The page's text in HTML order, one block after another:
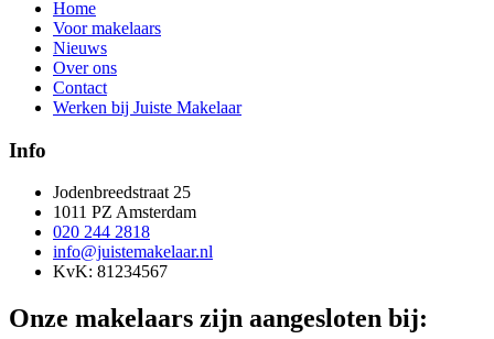
Home
Voor makelaars
Nieuws
Over ons
Contact
Werken bij Juiste Makelaar
Info
Jodenbreedstraat 25
1011 PZ Amsterdam
020 244 2818
info@juistemakelaar.nl
KvK: 81234567
Onze makelaars zijn aangesloten bij: